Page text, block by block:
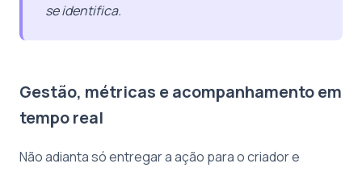
se identifica.
Gestão, métricas e acompanhamento em
tempo real
Não adianta só entregar a ação para o criador e